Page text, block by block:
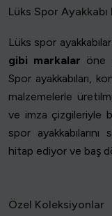
Lüks Spor Ayakkabı
Lüks spor
gibi markalar öne
Spor ayakkabıları,
malzemelerle
ve imza çizgileriyle
spor
hitap ediyor ve baş
Özel Koleksiyonlar